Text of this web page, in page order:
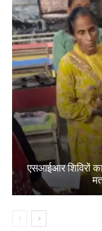
एसआईआर शिविरों का